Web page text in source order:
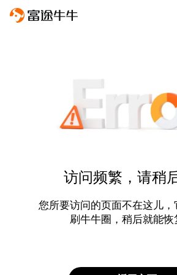
访问频繁，请稍
您所要访问的页面不在这儿
刷牛牛圈，稍后就能恢